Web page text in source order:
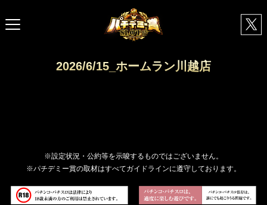
2026/6/15_ホームラン川越店
※設定状況・公約等を示唆するものではございません。
※パチデミー賞の取材はすべてガイドラインに遵守しております。